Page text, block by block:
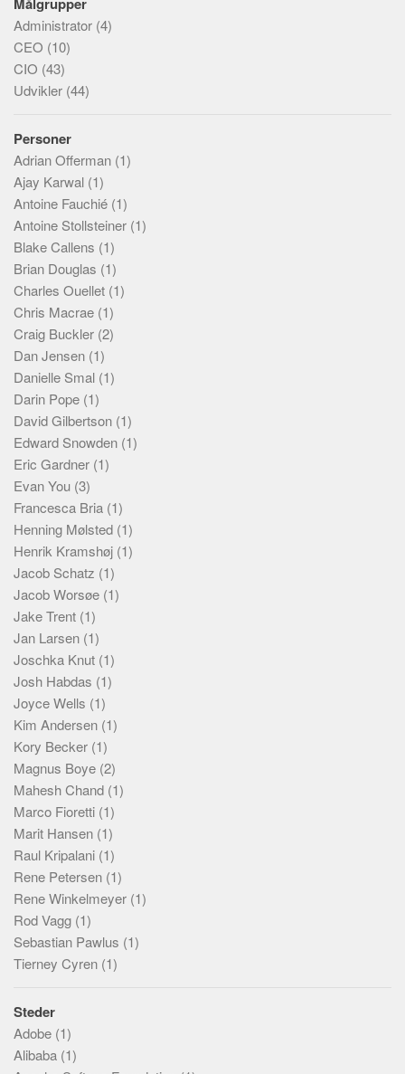
Administrator (4)
CEO (10)
CIO (43)
Udvikler (44)
Personer
Adrian Offerman (1)
Ajay Karwal (1)
Antoine Fauchié (1)
Antoine Stollsteiner (1)
Blake Callens (1)
Brian Douglas (1)
Charles Ouellet (1)
Chris Macrae (1)
Craig Buckler (2)
Dan Jensen (1)
Danielle Smal (1)
Darin Pope (1)
David Gilbertson (1)
Edward Snowden (1)
Eric Gardner (1)
Evan You (3)
Francesca Bria (1)
Henning Mølsted (1)
Henrik Kramshøj (1)
Jacob Schatz (1)
Jacob Worsøe (1)
Jake Trent (1)
Jan Larsen (1)
Joschka Knut (1)
Josh Habdas (1)
Joyce Wells (1)
Kim Andersen (1)
Kory Becker (1)
Magnus Boye (2)
Mahesh Chand (1)
Marco Fioretti (1)
Marit Hansen (1)
Raul Kripalani (1)
Rene Petersen (1)
Rene Winkelmeyer (1)
Rod Vagg (1)
Sebastian Pawlus (1)
Tierney Cyren (1)
Steder
Adobe (1)
Alibaba (1)